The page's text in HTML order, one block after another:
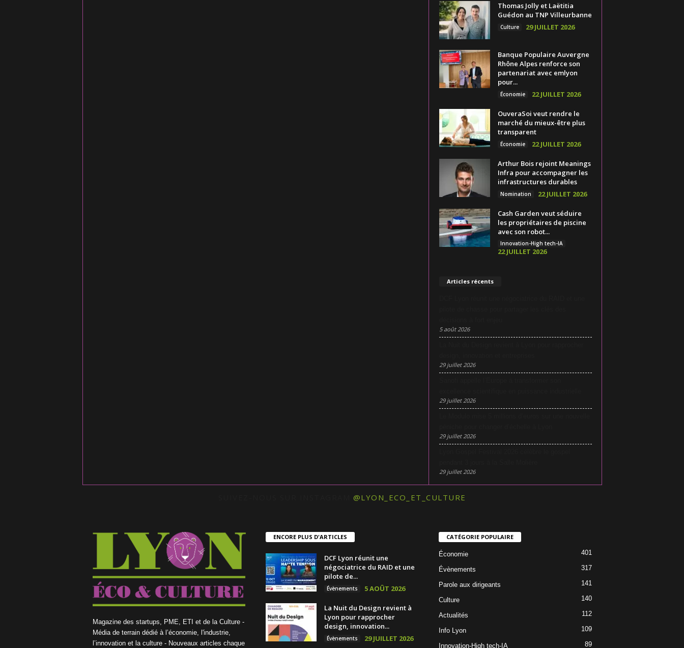
Thomas Jolly et Laëtitia
Guédon au TNP Villeurbanne
Culture 29 JUILLET 2026
Banque Populaire Auvergne
Rhône Alpes renforce son
partenariat avec emlyon
pour...
Économie 22 JUILLET 2026
OuveraSoi veut rendre le
marché du mieux-être plus
transparent
Économie 22 JUILLET 2026
Arthur Bois rejoint Meanings
Infra pour accompagner les
infrastructures durables
Nomination 22 JUILLET 2026
Cash Garden veut séduire
les propriétaires de piscine
avec son robot...
Innovation-High tech-IA
22 JUILLET 2026
Articles récents
5 août 2026
29 juillet 2026
29 juillet 2026
29 juillet 2026
29 juillet 2026
@LYON_ECO_ET_CULTURE
Magazine des startups, PME, ETI et de la Culture -
Média de terrain dédié à l’économie, l'industrie,
l’innovation et la culture - Nouveaux articles chaque
ENCORE PLUS D'ARTICLES
DCF Lyon réunit une
négociatrice du RAID et une
pilote de...
Évènements 5 AOÛT 2026
La Nuit du Design revient à
Lyon pour rapprocher
design, innovation...
Évènements 29 JUILLET 2026
CATÉGORIE POPULAIRE
Économie 401
Évènements 317
Parole aux dirigeants 141
Culture 140
Actualités 112
Info Lyon 109
Innovation-High tech-IA 89